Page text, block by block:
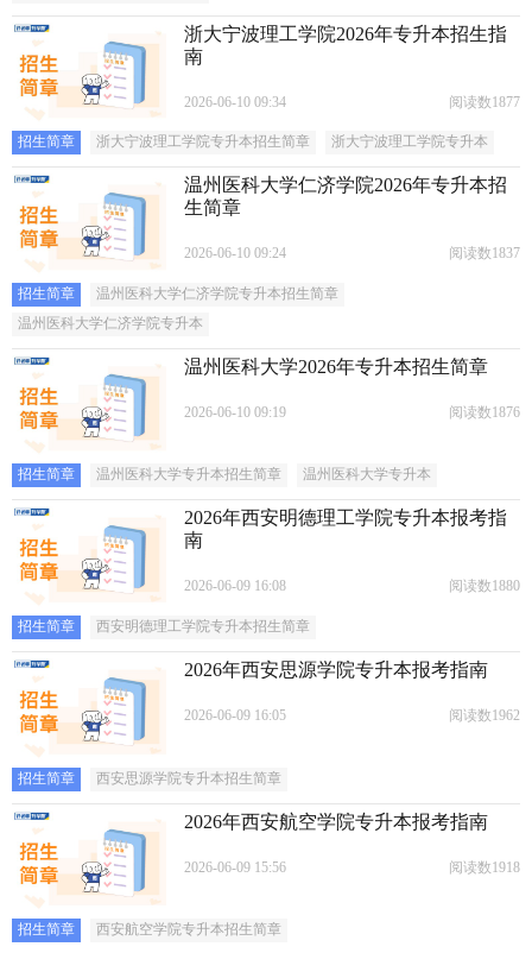
浙大宁波理工学院2026年专升本招生指
南
2026-06-10 09:34 阅读数1877
招生简章 浙大宁波理工学院专升本招生简章 浙大宁波理工学院专升本
温州医科大学仁济学院2026年专升本招
生简章
2026-06-10 09:24 阅读数1837
招生简章
温州医科大学仁济学院专升本招生简章
温州医科大学仁济学院专升本
温州医科大学2026年专升本招生简章
2026-06-10 09:19 阅读数1876
招生简章 温州医科大学专升本招生简章 温州医科大学专升本
2026年西安明德理工学院专升本报考指
南
2026-06-09 16:08 阅读数1880
招生简章 西安明德理工学院专升本招生简章
2026年西安思源学院专升本报考指南
2026-06-09 16:05 阅读数1962
招生简章 西安思源学院专升本招生简章
2026年西安航空学院专升本报考指南
2026-06-09 15:56 阅读数1918
招生简章 西安航空学院专升本招生简章